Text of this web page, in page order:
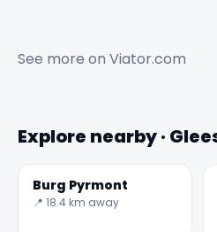
See more on Viator.com
Explore nearby ·
Burg Pyrmont
📍 18.4 km away